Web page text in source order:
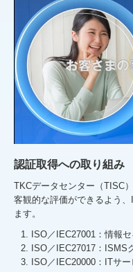
認証取得への取り組み
TKCデータセンター（TISC
客観的な評価ができるよう
ます。
ISO／IEC27001：情報
ISO／IEC27017：ISMS
ISO／IEC20000：ITサ